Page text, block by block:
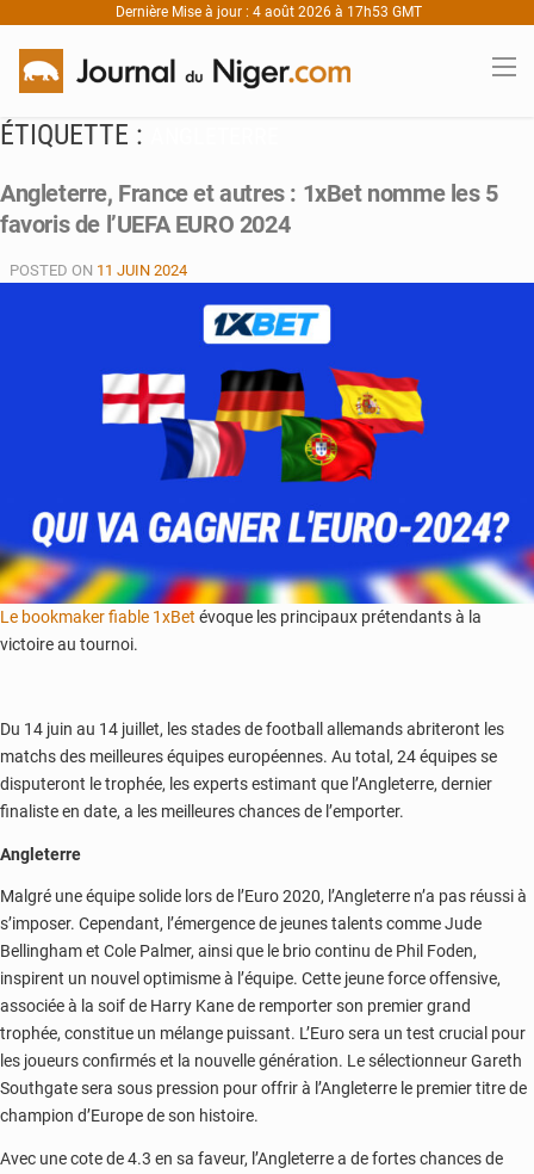
Dernière Mise à jour : 4 août 2026 à 17h53 GMT
ÉTIQUETTE :
Angleterre, France et autres : 1xBet nomme les 5
favoris de l’UEFA EURO 2024
POSTED ON 11 JUIN 2024
Le bookmaker fiable 1xBet évoque les principaux prétendants à la
victoire au tournoi.
Du 14 juin au 14 juillet, les stades de football allemands abriteront les
matchs des meilleures équipes européennes. Au total, 24 équipes se
disputeront le trophée, les experts estimant que l’Angleterre, dernier
finaliste en date, a les meilleures chances de l’emporter.
Angleterre
Malgré une équipe solide lors de l’Euro 2020, l’Angleterre n’a pas réussi à
s’imposer. Cependant, l’émergence de jeunes talents comme Jude
Bellingham et Cole Palmer, ainsi que le brio continu de Phil Foden,
inspirent un nouvel optimisme à l’équipe. Cette jeune force offensive,
associée à la soif de Harry Kane de remporter son premier grand
trophée, constitue un mélange puissant. L’Euro sera un test crucial pour
les joueurs confirmés et la nouvelle génération. Le sélectionneur Gareth
Southgate sera sous pression pour offrir à l’Angleterre le premier titre de
champion d’Europe de son histoire.
Avec une cote de 4.3 en sa faveur, l’Angleterre a de fortes chances de